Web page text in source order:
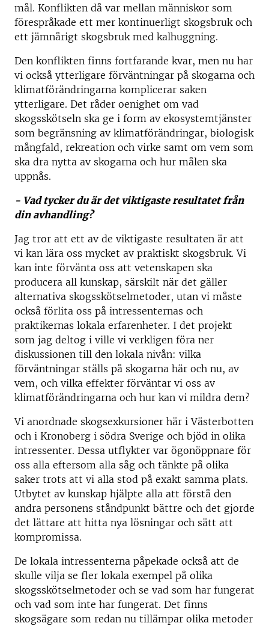
mål. Konflikten då var mellan människor som
förespråkade ett mer kontinuerligt skogsbruk och
ett jämnårigt skogsbruk med kalhuggning.
Den konflikten finns fortfarande kvar, men nu har
vi också ytterligare förväntningar på skogarna och
klimatförändringarna komplicerar saken
ytterligare. Det råder oenighet om vad
skogsskötseln ska ge i form av ekosystemtjänster
som begränsning av klimatförändringar, biologisk
mångfald, rekreation och virke samt om vem som
ska dra nytta av skogarna och hur målen ska
uppnås.
- Vad tycker du är det viktigaste resultatet från
din avhandling?
Jag tror att ett av de viktigaste resultaten är att
vi kan lära oss mycket av praktiskt skogsbruk. Vi
kan inte förvänta oss att vetenskapen ska
producera all kunskap, särskilt när det gäller
alternativa skogsskötselmetoder, utan vi måste
också förlita oss på intressenternas och
praktikernas lokala erfarenheter. I det projekt
som jag deltog i ville vi verkligen föra ner
diskussionen till den lokala nivån: vilka
förväntningar ställs på skogarna här och nu, av
vem, och vilka effekter förväntar vi oss av
klimatförändringarna och hur kan vi mildra dem?
Vi anordnade skogsexkursioner här i Västerbotten
och i Kronoberg i södra Sverige och bjöd in olika
intressenter. Dessa utflykter var ögonöppnare för
oss alla eftersom alla såg och tänkte på olika
saker trots att vi alla stod på exakt samma plats.
Utbytet av kunskap hjälpte alla att förstå den
andra personens ståndpunkt bättre och det gjorde
det lättare att hitta nya lösningar och sätt att
kompromissa.
De lokala intressenterna påpekade också att de
skulle vilja se fler lokala exempel på olika
skogsskötselmetoder och se vad som har fungerat
och vad som inte har fungerat. Det finns
skogsägare som redan nu tillämpar olika metoder